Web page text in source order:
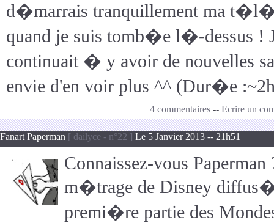
d�marrais tranquillement ma
quand je suis tomb�e l�-dessus !
continuait � y avoir de nouvelles
envie d'en voir plus ^^ (Dur�e
4 commentaires -- Ecrire un
Fanart Paperman [ dailyce - n°22 ] Le 5 Janvier 2013 -- 21h51
Connaissez-vous
m�trage de Disney
premi�re partie des